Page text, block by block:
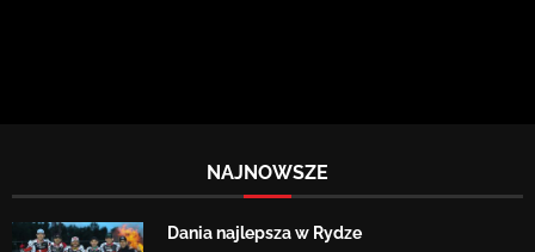
NAJNOWSZE
Dania najlepsza w Rydze